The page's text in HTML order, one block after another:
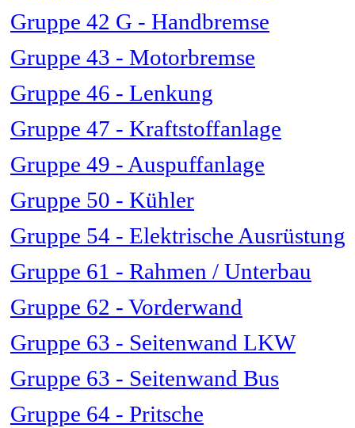
Gruppe 42 G - Handbremse
Gruppe 43 - Motorbremse
Gruppe 46 - Lenkung
Gruppe 47 - Kraftstoffanlage
Gruppe 49 - Auspuffanlage
Gruppe 50 - Kühler
Gruppe 54 - Elektrische Ausrüstung
Gruppe 61 - Rahmen / Unterbau
Gruppe 62 - Vorderwand
Gruppe 63 - Seitenwand LKW
Gruppe 63 - Seitenwand Bus
Gruppe 64 - Pritsche